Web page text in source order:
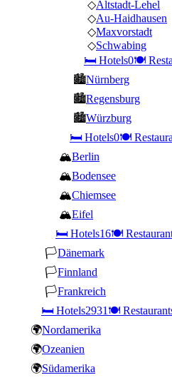
◇Altstadt-Lehel
◇Au-Haidhausen
◇Maxvorstadt
◇Schwabing
🛏 Hotels0🍽
🏙Nürnberg
🏙Regensburg
🏙Würzburg
🛏 Hotels0🍽
🏔Berlin
🏔Bodensee
🏔Chiemsee
🏔Eifel
🛏 Hotels16🍽
🏳Dänemark
🏳Finnland
🏳Frankreich
🛏 Hotels2931 🍽
🌍Nordamerika
🌍Ozeanien
🌍Südamerika